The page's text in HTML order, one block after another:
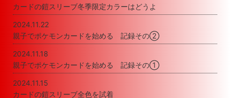
カードの鎧スリーブ冬季限定カラーはどうよ
2024.11.22
親子でポケモンカードを始める 記録その②
2024.11.18
親子でポケモンカードを始める 記録その①
2024.11.15
カードの鎧スリーブ全色を試着